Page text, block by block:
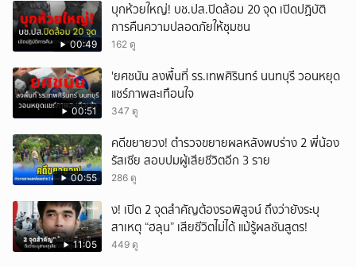
00:49
บุกห้วยใหญ่! บช.ปส.ปิดล้อม 20 จุด เปิดปฏิบัติ
การคืนความปลอดภัยให้ชุมชน
162 ดู
00:51
'ยศชนัน ลงพื้นที่ รร.เทพศิรินทร์ นนทบุรี วอนหยุด
แชร์ภาพสะเทือนใจ
347 ดู
00:55
คดีขยายวง! ตำรวจขยายผลหลังพบร่าง 2 พี่น้อง
รัสเซีย สอบปมผู้เสียชีวิตอีก 3 ราย
286 ดู
11:05
ึ้ง! เปิด 2 จุดสำคัญต้องรอพิสูจน์ ถึงว่ายังระบุ
สาเหตุ “ฮลุน” เสียชีวิตไม่ได้ แม้รู้ผลชันสูตร!
449 ดู